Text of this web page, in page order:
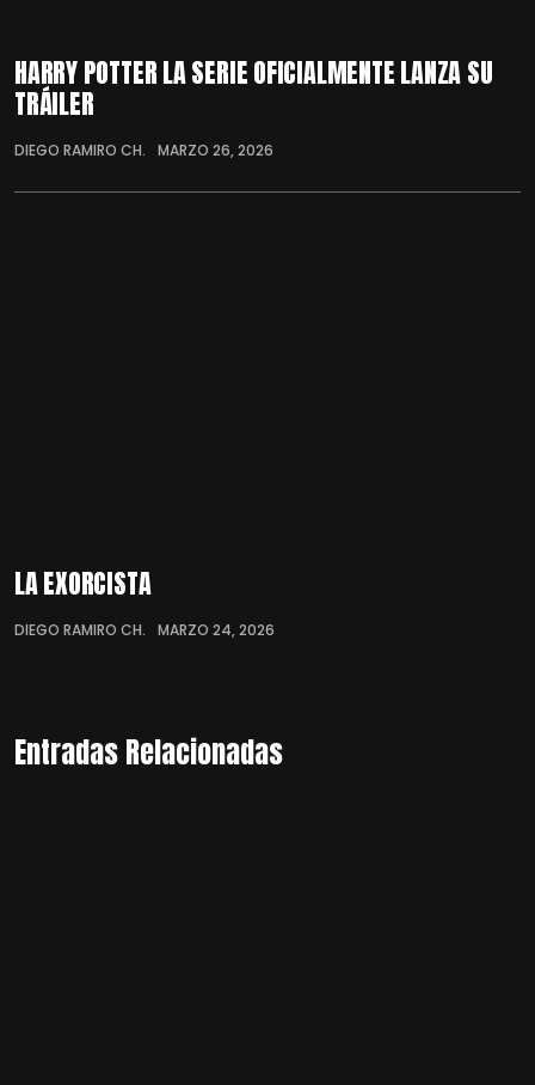
HARRY POTTER LA SERIE OFICIALMENTE LANZA SU
TRÁILER
DIEGO RAMIRO CH. MARZO 26, 2026
LA EXORCISTA
DIEGO RAMIRO CH. MARZO 24, 2026
Entradas Relacionadas